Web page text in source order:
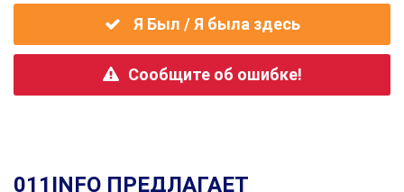
Я Был / Я была здесь
Сообщите об ошибке!
011INFO ПРЕДЛАГАЕТ